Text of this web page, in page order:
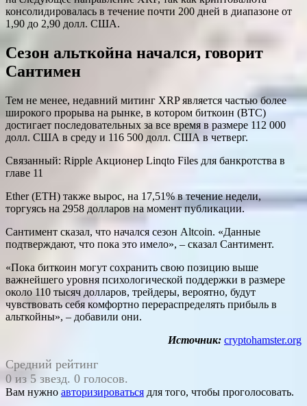
консолидировалась в течение почти 200 дней в диапазоне от
1,90 до 2,90 долл. США.
Сезон альткойна начался, говорит
Сантимен
Тем не менее, недавний митинг XRP является частью более
широкого прорыва на рынке, в котором биткоин (BTC)
достигает последовательных за все время в размере 112 000
долл. США в среду и 116 500 долл. США в четверг.
Связанный: Ripple Акционер Linqto Files для банкротства в
главе 11
Ether (ETH) также вырос, на 17,51% в течение недели,
торгуясь на 2958 долларов на момент публикации.
Сантимент сказал, что начался сезон Altcoin. «Данные
подтверждают, что пока это имело», – сказал Сантимент.
«Пока биткоин могут сохранить свою позицию выше
важнейшего уровня психологической поддержки в размере
около 110 тысяч долларов, трейдеры, вероятно, будут
чувствовать себя комфортно перераспределять прибыль в
альткойны», – добавили они.
Источник: cryptohamster.org
Средний рейтинг
0 из 5 звезд. 0 голосов.
Вам нужно авторизироваться для того, чтобы проголосовать.